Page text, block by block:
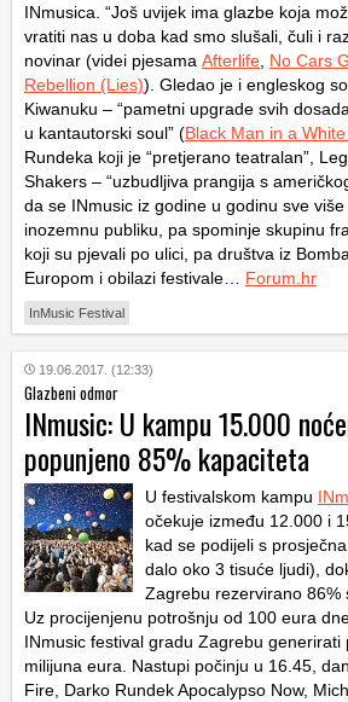
INmusica. “Još uvijek ima glazbe koja
vratiti nas u doba kad smo slušali, čuli i
novinar (videi pjesama Afterlife No Cars
Rebellion (Lies)). Gledao je i engleskog
Kiwanuku – “pametni upgrade svih
u kantautorski soul” (Black Man in a
Rundeka koji je “pretjerano teatralan”,
Shakers – “uzbudljiva prangija s
da se INmusic iz godine u godinu sve
inozemnu publiku, pa spominje skupinu
koji su pjevali po ulici, pa društva iz
Europom i obilazi festivale… Forum.hr
InMusic Festival
19.06.2017. (12:33)
Glazbeni odmor
INmusic: U kampu 15.000
popunjeno 85% kapaciteta
U festivalskom kampu
očekuje između 12.000 i
kad se podijeli s
dalo oko 3 tisuće ljudi),
Zagrebu rezervirano 86%
Uz procijenjenu potrošnju od 100 eura
INmusic festival gradu Zagrebu generirati
milijuna eura. Nastupi počinju u 16.45,
Fire, Darko Rundek Apocalypso Now,